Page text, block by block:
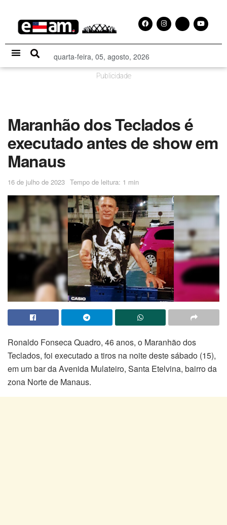
quarta-feira, 05, agosto, 2026
Publicidade
Maranhão dos Teclados é
executado antes de show em
Manaus
16 de julho de 2023 Tempo de leitura: 1 min
Ronaldo Fonseca Quadro, 46 anos, o Maranhão dos
Teclados, foi executado a tiros na noite deste sábado (15),
em um bar daAvenida Mulateiro, Santa Etelvina, bairro da
zona Norte de Manaus.